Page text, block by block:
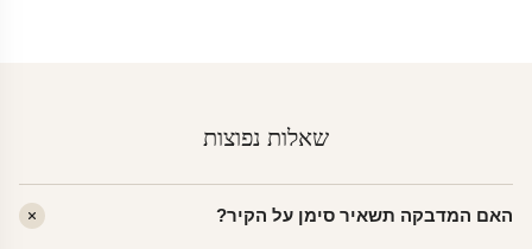
שאלות נפוצות
האם המדבקה תשאיר סימן על הקיר?